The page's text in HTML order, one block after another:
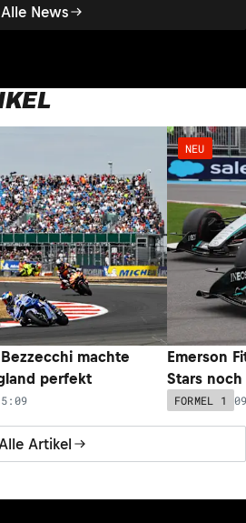
Alle News
Alle Artikel
machte
perfekt
NEU
Emerson
Stars
FORMEL 1